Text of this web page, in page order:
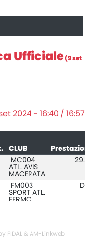
Ufficiale (9 set
2024 - 16:40 / 16:57
CLUB
MC004
ATL. AVIS
MACERATA
FM003
SPORT ATL.
FERMO
FIDAL & AM-Linkweb